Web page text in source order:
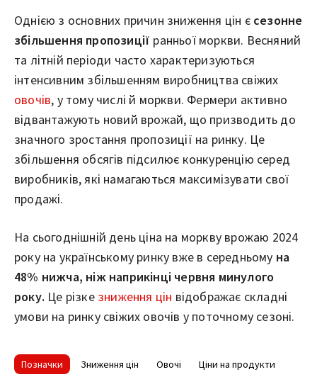
Однією з основних причин зниження цін є сезонне
збільшення пропозиції ранньої моркви. Весняний
та літній періоди часто характеризуються
інтенсивним збільшенням виробництва свіжих
овочів, у тому числі й моркви. Фермери активно
відвантажують новий врожай, що призводить до
значного зростання пропозиції на ринку. Це
збільшення обсягів підсилює конкуренцію серед
виробників, які намагаються максимізувати свої
продажі.
На сьогоднішній день ціна на моркву врожаю 2024
року на українському ринку вже в середньому на
48% нижча, ніж наприкінці червня минулого
року. Це різке зниження цін відображає складні
умови на ринку свіжих овочів у поточному сезоні.
Позначки Зниження цін Овочі Ціни на продукти